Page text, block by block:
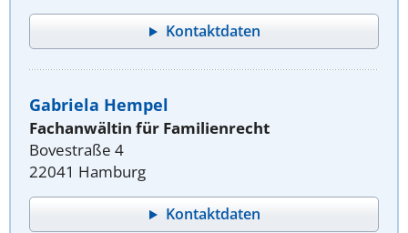
Kontaktdaten
Gabriela Hempel
Fachanwältin für Familienrecht
Bovestraße 4
22041 Hamburg
Kontaktdaten